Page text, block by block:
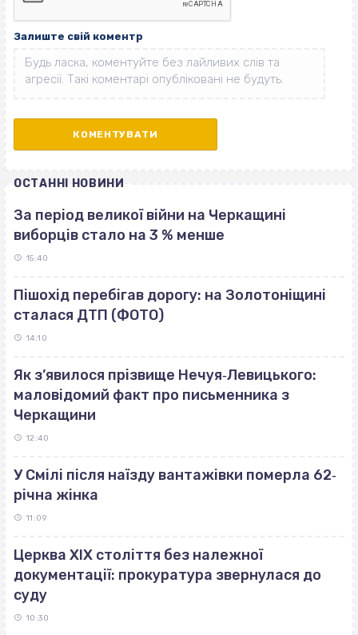
Залиште свій коментр
ОСТАННІ НОВИНИ
За період великої війни на Черкащині
виборців стало на 3 % менше
15:40
Пішохід перебігав дорогу: на Золотоніщині
сталася ДТП (ФОТО)
14:10
Як з’явилося прізвище Нечуя‐Левицького:
маловідомий факт про письменника з
Черкащини
12:40
У Смілі після наїзду вантажівки померла 62‐
річна жінка
11:09
Церква ХІХ століття без належної
документації: прокуратура звернулася до
суду
10:30